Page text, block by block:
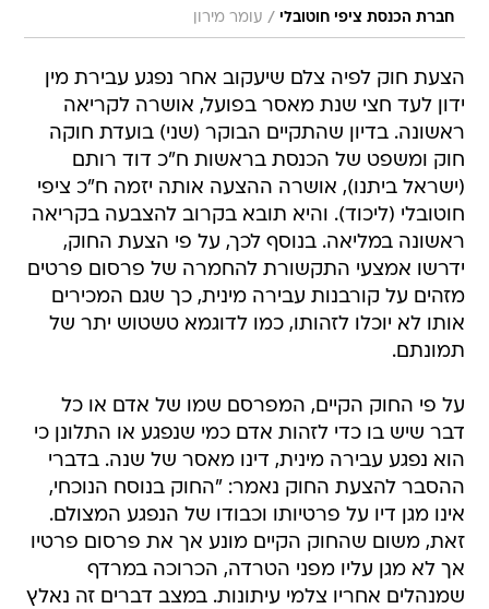
חברת הכנסת ציפי חוטובלי / עומר מירון
הצעת חוק לפיה צלם שיעקוב אחר נפגע עבירת מין
ידון לעד חצי שנת מאסר בפועל, אושרה לקריאה
ראשונה. בדיון שהתקיים הבוקר (שני) בועדת חוקה
חוק ומשפט של הכנסת בראשות ח"כ דוד רותם
(ישראל ביתנו), אושרה ההצעה אותה יזמה ח"כ ציפי
חוטובלי (ליכוד). והיא תובא בקרוב להצבעה בקריאה
ראשונה במליאה. בנוסף לכך, על פי הצעת החוק,
ידרשו אמצעי התקשורת להחמרה של פרסום פרטים
מזהים על קורבנות עבירה מינית, כך שגם המכירים
אותו לא יוכלו לזהותו, כמו לדוגמא טשטוש יתר של
תמונתם.
על פי החוק הקיים, המפרסם שמו של אדם או כל
דבר שיש בו כדי לזהות אדם כמי שנפגע או התלונן כי
הוא נפגע עבירה מינית, דינו מאסר של שנה. בדברי
ההסבר להצעת החוק נאמר: "החוק בנוסח הנוכחי,
אינו מגן דיו על פרטיותו וכבודו של הנפגע המצולם.
זאת, משום שהחוק הקיים מונע אך את פרסום פרטיו
אך לא מגן עליו מפני הטרדה, הכרוכה במרדף
שמנהלים אחריו צלמי עיתונות. במצב דברים זה נאלץ